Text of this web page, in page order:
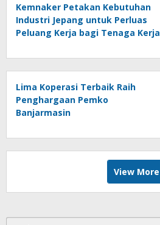
Kemnaker Petakan Kebutuhan
Industri Jepang untuk Perluas
Peluang Kerja bagi Tenaga Kerja
Lima Koperasi Terbaik Raih
Penghargaan Pemko
Banjarmasin
View More